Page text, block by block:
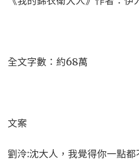
全文字數：約68萬
文案
劉泠:沈大人，我覺得你一點都